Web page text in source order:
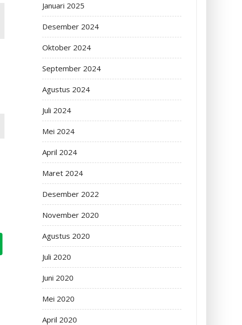
Januari 2025
Desember 2024
Oktober 2024
September 2024
Agustus 2024
Juli 2024
Mei 2024
April 2024
Maret 2024
Desember 2022
November 2020
Agustus 2020
Juli 2020
Juni 2020
Mei 2020
April 2020